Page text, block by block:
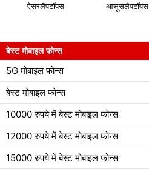
ऐसरलैपटॉपस आसूसलैपटॉपस
बेस्ट मोबाइल फोन्स
5G मोबाइल फोन्स
बेस्ट मोबाइल फोन्स
10000 रुपये में बेस्ट मोबाइल फोन्स
12000 रुपये में बेस्ट मोबाइल फोन्स
15000 रुपये में बेस्ट मोबाइल फोन्स